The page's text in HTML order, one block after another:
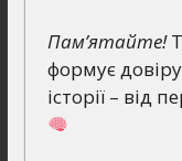
Пам’ятайте!
формує
історії – від